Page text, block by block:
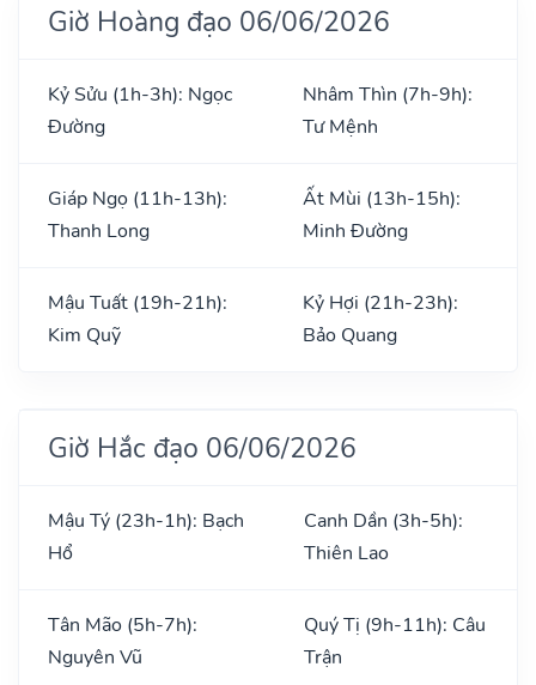
Giờ Hoàng đạo 06/06/2026
Kỷ Sửu (1h-3h): Ngọc
Đường
Nhâm Thìn (7h-9h):
Tư Mệnh
Giáp Ngọ (11h-13h):
Thanh Long
Ất Mùi (13h-15h):
Minh Đường
Mậu Tuất (19h-21h):
Kim Quỹ
Kỷ Hợi (21h-23h):
Bảo Quang
Giờ Hắc đạo 06/06/2026
Mậu Tý (23h-1h): Bạch
Hổ
Canh Dần (3h-5h):
Thiên Lao
Tân Mão (5h-7h):
Nguyên Vũ
Quý Tị (9h-11h): Câu
Trận